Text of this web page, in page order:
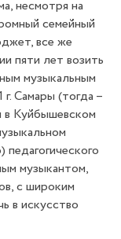
несмотря на
семейный
все же
пяти лет возить
музыкальным
Самары (тогда –
в Куйбышевском
музыкантом,
с широким
в искусство